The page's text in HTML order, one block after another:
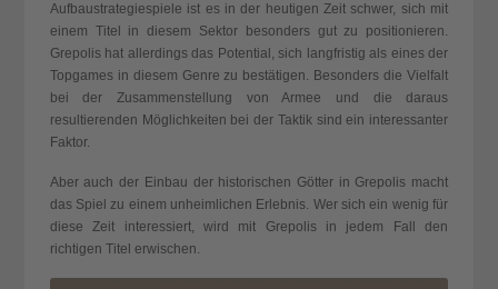
Aufbaustrategiespiele ist es in der heutigen Zeit schwer, sich mit
einem Titel in diesem Sektor besonders gut zu positionieren.
Grepolis hat allerdings das Potential, sich langfristig als eines der
Topgames in diesem Genre zu bestätigen. Besonders die Vielfalt
bei der Zusammenstellung von Armee und die daraus
resultierenden Möglichkeiten bei der Taktik sind ein interessanter
Faktor.
Aber auch der Einbau der historischen Götter in Grepolis macht
das Spiel zu einem unheimlichen Erlebnis. Wer sich ein wenig für
diese Zeit interessiert, wird mit Grepolis in jedem Fall den
richtigen Titel erwischen.